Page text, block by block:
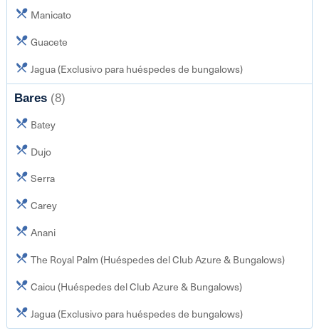
Manicato
Guacete
Jagua (Exclusivo para huéspedes de bungalows)
Bares (8)
Batey
Dujo
Serra
Carey
Anani
The Royal Palm (Huéspedes del Club Azure & Bungalows)
Caicu (Huéspedes del Club Azure & Bungalows)
Jagua (Exclusivo para huéspedes de bungalows)